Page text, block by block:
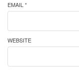
EMAIL *
WEBSITE